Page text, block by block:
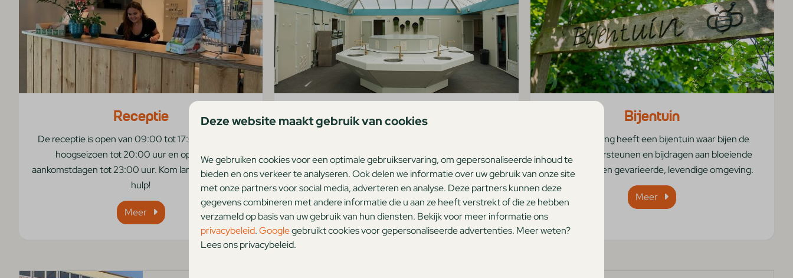
Receptie
De receptie is open van 09:00 tot 17:00 uur, in het
hoogseizoen tot 20:00 uur en op speciale
aankomstdagen tot 23:00 uur. Kom langs voor tips en
hulp!
Meer
Sanitair
kindersanitair, mindervalidenfaciliteiten en een
wasserette. Altijd hygiënisch en gebruiksvriendelijk!
Meer
Bijentuin
Onze camping heeft een bijentuin waar bijen de
natuur ondersteunen en bijdragen aan bloeiende
planten en een gevarieerde, levendige omgeving.
Meer
Deze website maakt gebruik van cookies
We gebruiken cookies voor een optimale gebruikservaring, om gepersonaliseerde inhoud te
bieden en ons verkeer te analyseren. Ook delen we informatie over uw gebruik van onze site
met onze partners voor social media, adverteren en analyse. Deze partners kunnen deze
gegevens combineren met andere informatie die u aan ze heeft verstrekt of die ze hebben
verzameld op basis van uw gebruik van hun diensten. Bekijk voor meer informatie ons
privacybeleid.Googlegebruikt cookies voor gepersonaliseerde advertenties. Meer weten?
Lees ons privacybeleid.